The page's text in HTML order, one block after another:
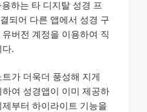
하는 타 디지탈 성경 프
되어 다른 앱에서 성경 구
버전 계정을 이용하여 직
다.
트가 더욱더 풍성해 지게
여 성경앱이 이미 제공하
부터 하이라이트 기능을